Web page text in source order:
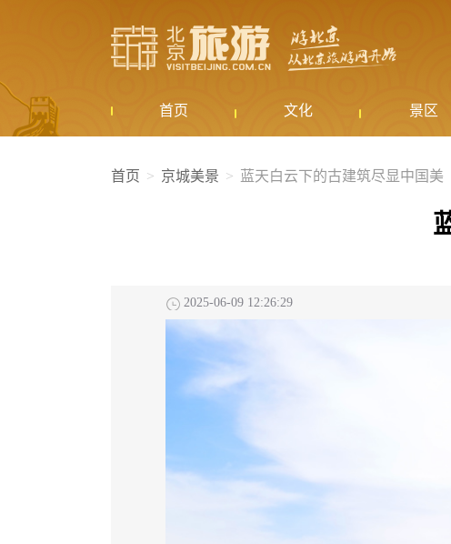
首页 文化 景区
首页 京城美景 蓝天白云下的古建筑尽显中国美
2025-06-09 12:26:29